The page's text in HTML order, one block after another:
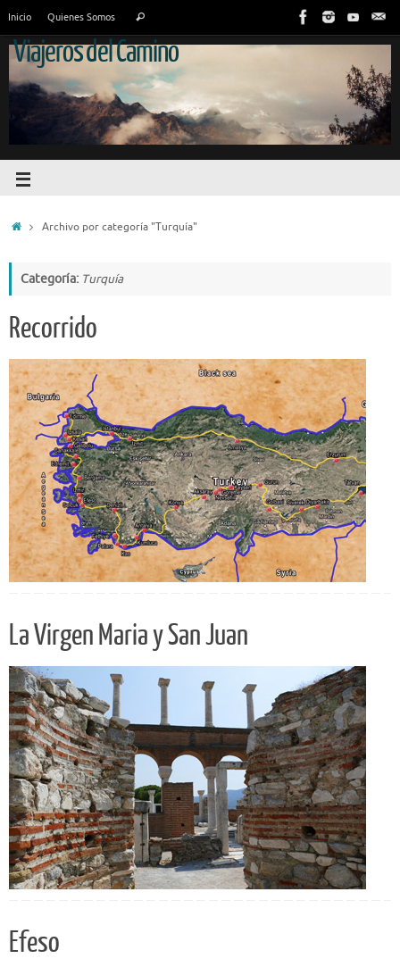
Inicio Quienes Somos
Viajeros del Camino
Archivo por categoría "Turquía"
Categoría: Turquía
Recorrido
La Virgen Maria y San Juan
Efeso